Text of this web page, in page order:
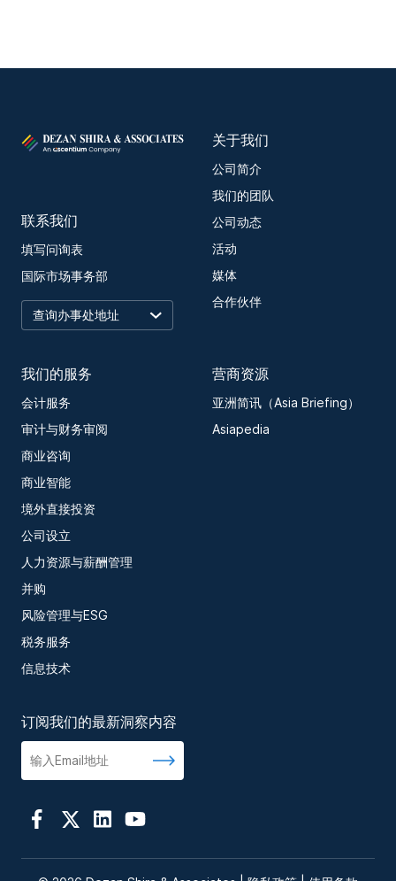
联系我们
填写问询表
国际市场事务部
关于我们
公司简介
我们的团队
公司动态
活动
媒体
合作伙伴
我们的服务
会计服务
审计与财务审阅
商业咨询
商业智能
境外直接投资
公司设立
人力资源与薪酬管理
并购
风险管理与ESG
税务服务
信息技术
营商资源
亚洲简讯（Asia Briefing）
Asiapedia
订阅我们的最新洞察内容